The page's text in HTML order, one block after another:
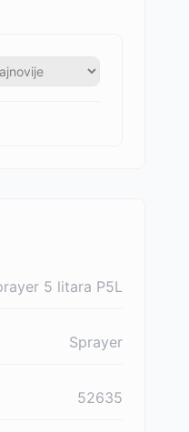
5 litara P5L
Sprayer
52635